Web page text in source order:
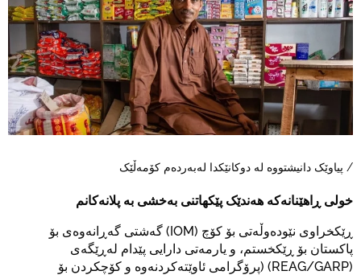
/ پیاوێک دانیشتووە لە دوکانێکدا لەبەردەم کۆمەڵێک
خولی ڕاهێنانەکە هەندێک پێکهاتنی بەخشی بە پلانەکانم
ڕێکخراوی نێودەوڵەتی بۆ کۆچ (IOM) گەشتی گەڕانەوەی بۆ
پاکستان بۆ ڕێکخستم، و یارمەتی دارایی پێدام لەڕێگەی
(REAG/GARP) (پرۆگرامی ئاوێتەکردنەوە و کۆچکردن بۆ